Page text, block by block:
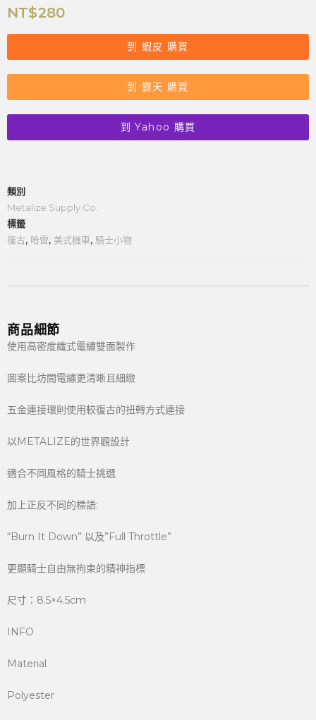
NT$280
到 蝦皮 購買
到 露天 購買
到 Yahoo 購買
類別
Metalize Supply Co.
標籤
復古, 哈雷, 美式機車, 騎士小物
商品細節
使用高密度織式電繡雙面製作
圖案比坊間電繡更清晰且細緻
五金連接環則使用較復古的扭轉方式連接
以METALIZE的世界觀設計
適合不同風格的騎士挑選
加上正反不同的標語:
“Burn It Down” 以及”Full Throttle”
更顯騎士自由無拘束的精神指標
尺寸：8.5×4.5cm
INFO
Material
Polyester